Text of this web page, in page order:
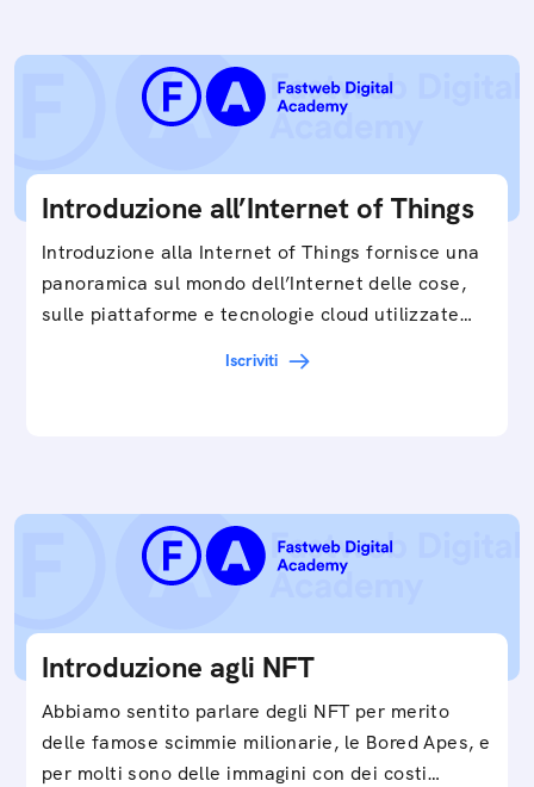
Introduzione all’Internet of Things
Introduzione alla Internet of Things fornisce una
panoramica sul mondo dell’Internet delle cose,
sulle piattaforme e tecnologie cloud utilizzate
Iscriviti
Introduzione agli NFT
Abbiamo sentito parlare degli NFT per merito
delle famose scimmie milionarie, le Bored Apes, e
per molti sono delle immagini con dei costi…